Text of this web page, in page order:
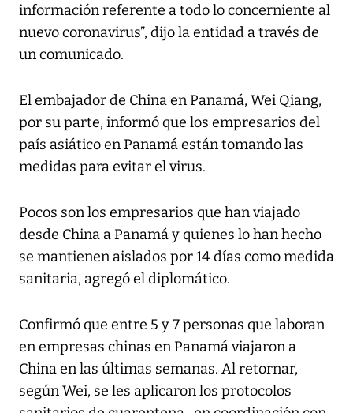
información referente a todo lo concerniente al
nuevo coronavirus”, dijo la entidad a través de
un comunicado.
El embajador de China en Panamá, Wei Qiang,
por su parte, informó que los empresarios del
país asiático en Panamá están tomando las
medidas para evitar el virus.
Pocos son los empresarios que han viajado
desde China a Panamá y quienes lo han hecho
se mantienen aislados por 14 días como medida
sanitaria, agregó el diplomático.
Confirmó que entre 5 y 7 personas que laboran
en empresas chinas en Panamá viajaron a
China en las últimas semanas. Al retornar,
según Wei, se les aplicaron los protocolos